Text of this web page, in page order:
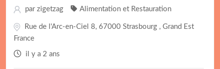
par zigetzag Alimentation et Restauration
Rue de l'Arc-en-Ciel 8, 67000 Strasbourg , Grand Est
France
il y a 2 ans